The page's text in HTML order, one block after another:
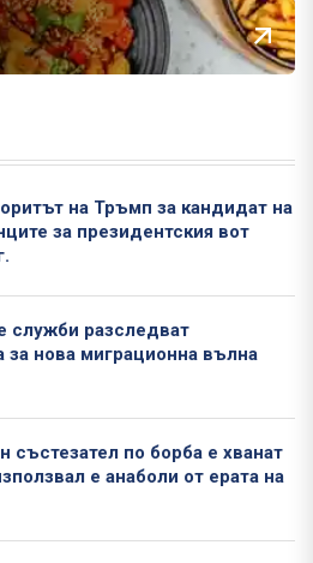
на Тръмп за кандидат на
за президентския вот
служби разследват
за нова миграционна вълна
състезател по борба е хванат
е анаболи от ерата на